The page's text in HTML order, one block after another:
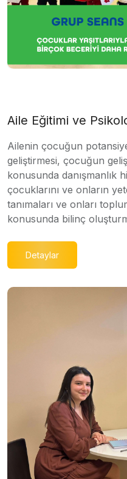
Aile Eğitimi ve
Ailenin çocuğun
geliştirmesi, çocuğun
konusunda danışmanlık
çocuklarını ve onların
tanımaları ve onları
konusunda bilinç
Detaylar